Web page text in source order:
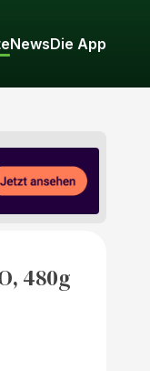
NewsDie App
480g